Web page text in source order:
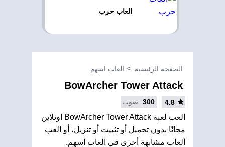
العاب حرب
الصفحة الرئيسية العاب اسهم
BowArcher Tower Attack
4.8
300 صوت
العب لعبة BowArcher Tower Attack اونلاين
مجانًا بدون تحميل أو تثبيت أو تنزيل، أو العب
ألعاب مشابهة أخرى في العاب اسهم.